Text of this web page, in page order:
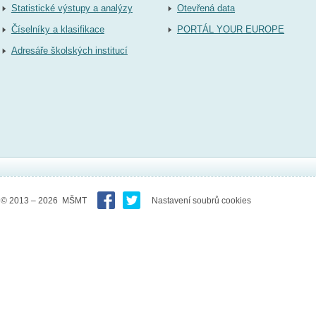
Statistické výstupy a analýzy
Číselníky a klasifikace
Adresáře školských institucí
Otevřená data
PORTÁL YOUR EUROPE
© 2013 – 2026 MŠMT Nastavení soubrů cookies